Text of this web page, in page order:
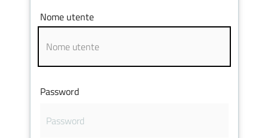
Vivere
Casalfiumanese
5x1000
Nome utente
Password